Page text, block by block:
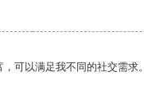
可以满足我不同的社交需求。